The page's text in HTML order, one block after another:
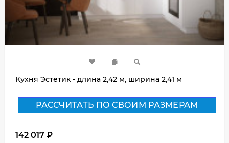
Кухня Эстетик - длина 2,42 м, ширина 2,41 м
РАССЧИТАТЬ ПО СВОИМ РАЗМЕРАМ
142 017 ₽